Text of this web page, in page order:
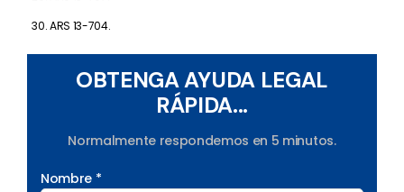
ARS 13-704.
OBTENGA AYUDA LEGAL
RÁPIDA...
Normalmente respondemos en 5 minutos.
Nombre *